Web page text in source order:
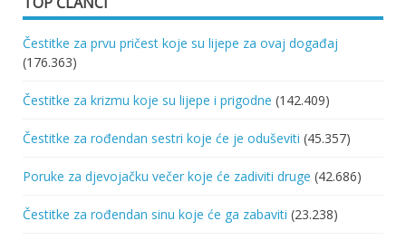
Čestitke za prvu pričest koje su lijepe za ovaj događaj
(176.363)
Čestitke za krizmu koje su lijepe i prigodne (142.409)
Čestitke za rođendan sestri koje će je oduševiti (45.357)
Poruke za djevojačku večer koje će zadiviti druge (42.686)
Čestitke za rođendan sinu koje će ga zabaviti (23.238)